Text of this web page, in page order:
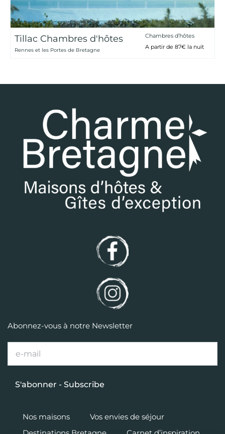
Tillac Chambres d'hôtes
Rennes et les Portes de Bretagne
Chambres d’hôtes
A partir de 87€ la nuit
Abonnez-vous à notre Newsletter
Nos maisons
Vos envies de séjour